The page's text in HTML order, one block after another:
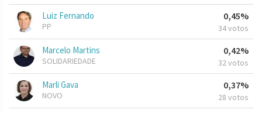
Luiz Fernando
PP
0,45%
34 votos
Marcelo Martins
SOLIDARIEDADE
0,42%
32 votos
Marli Gava
NOVO
0,37%
28 votos